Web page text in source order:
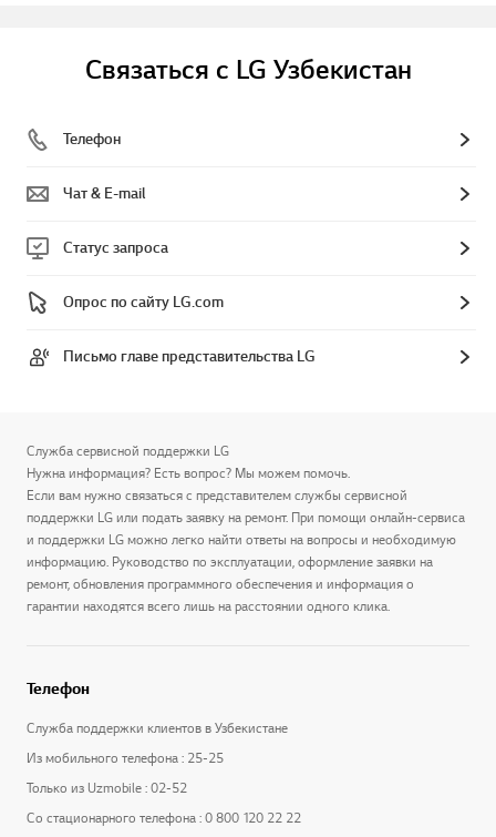
Связаться с LG Узбекистан
Телефон
Чат & E-mail
Статус запроса
Опрос по сайту LG.com
Письмо главе представительства LG
Служба сервисной поддержки LG
Нужна информация? Есть вопрос? Мы можем помочь.
Если вам нужно связаться с представителем службы сервисной
поддержки LG или подать заявку на ремонт. При помощи онлайн-сервиса
и поддержки LG можно легко найти ответы на вопросы и необходимую
информацию. Руководство по эксплуатации, оформление заявки на
ремонт, обновления программного обеспечения и информация о
гарантии находятся всего лишь на расстоянии одного клика.
Телефон
Служба поддержки клиентов в Узбекистане
Из мобильного телефона : 25-25
Только из Uzmobile : 02-52
Со стационарного телефона : 0 800 120 22 22